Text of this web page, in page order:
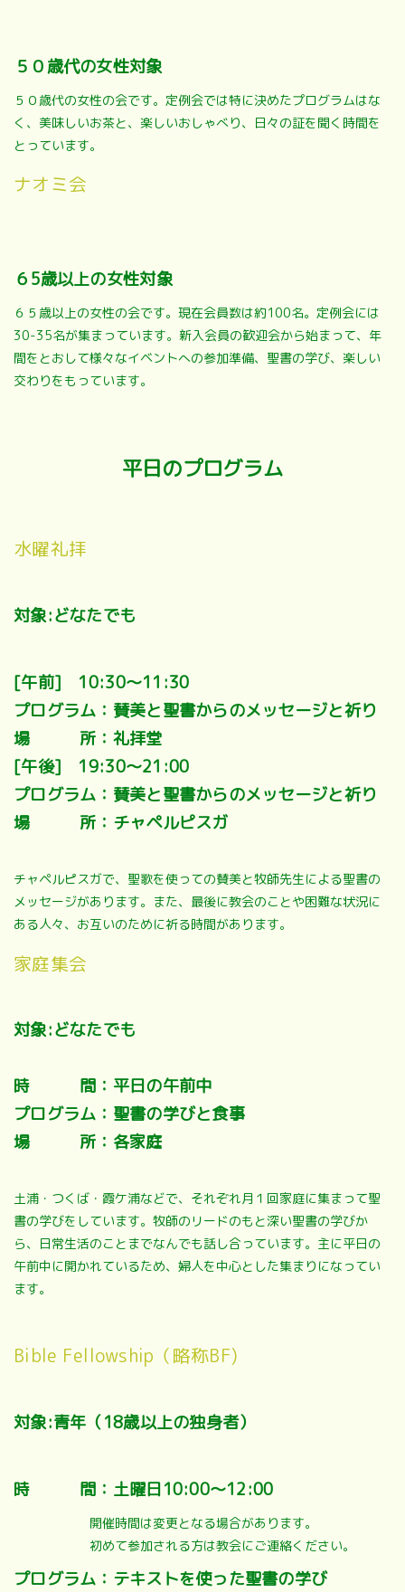
５０歳代の女性対象
５０歳代の女性の会です。定例会では特に決めたプログラムはな
く、美味しいお茶と、楽しいおしゃべり、日々の証を聞く時間を
とっています。
ナオミ会
６5歳以上の女性対象
６５歳以上の女性の会です。現在会員数は約100名。定例会には
30-35名が集まっています。新入会員の歓迎会から始まって、年
間をとおして様々なイベントへの参加準備、聖書の学び、楽しい
交わりをもっています。
平日のプログラム
水曜礼拝
対象:どなたでも
[午前] 10:30～11:30
プログラム：賛美と聖書からのメッセージと祈り
場 所：礼拝堂
[午後] 19:30～21:00
プログラム：賛美と聖書からのメッセージと祈り
場 所：チャペルピスガ
チャペルピスガで、聖歌を使っての賛美と牧師先生による聖書の
メッセージがあります。また、最後に教会のことや困難な状況に
ある人々、お互いのために祈る時間があります。
家庭集会
対象:どなたでも
時 間：平日の午前中
プログラム：聖書の学びと食事
場 所：各家庭
土浦・つくば・霞ケ浦などで、それぞれ月１回家庭に集まって聖
書の学びをしています。牧師のリードのもと深い聖書の学びか
ら、日常生活のことまでなんでも話し合っています。主に平日の
午前中に開かれているため、婦人を中心とした集まりになってい
ます。
Bible Fellowship（略称BF)
対象:青年（18歳以上の独身者）
時 間：土曜日10:00～12:00
開催時間は変更となる場合があります。
初めて参加される方は教会にご連絡ください。
プログラム：テキストを使った聖書の学び